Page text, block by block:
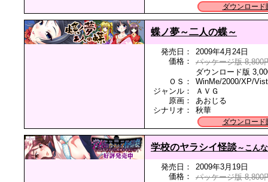
ダウンロード
蝶ノ夢～二人の蝶～
発売日：
2009年4月24日
価格：
パッケージ版 8,800
ダウンロード版
ＯＳ：
WinMe/2000/XP/
ジャンル：
ＡＶＧ
原画：
あおじる
シナリオ：
秋華
ダウンロード
学校のヤラシイ怪談～こん
発売日：
2009年3月19日
価格：
パッケージ版 8,800